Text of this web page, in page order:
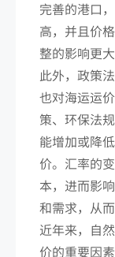
完善的港口
高，并且价
整的影响更大
此外，政策
也对海运运
策、环保法
能增加或降
价。汇率的
本，进而影
和需求，从
近年来，自
价的重要因